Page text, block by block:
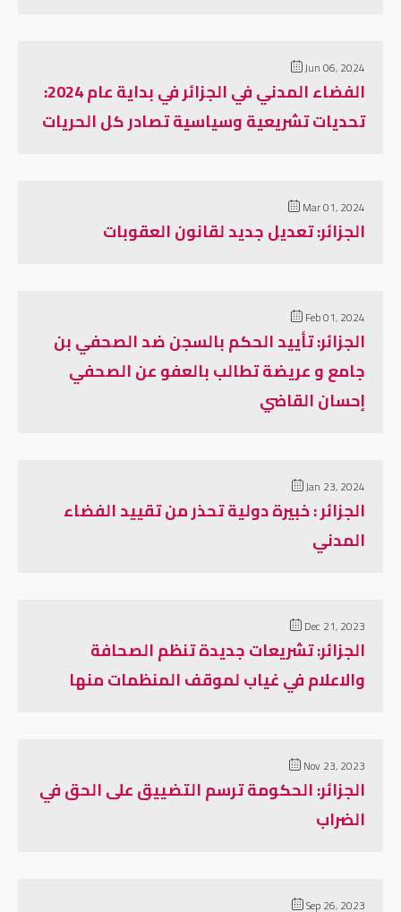
Jun 06, 2024
الفضاء المدني في الجزائر في بداية عام 2024:
تحديات تشريعية وسياسية تصادر كل الحريات
Mar 01, 2024
الجزائر: تعديل جديد لقانون العقوبات
Feb 01, 2024
الجزائر: تأييد الحكم بالسجن ضد الصحفي بن
جامع و عريضة تطالب بالعفو عن الصحفي
إحسان القاضي
Jan 23, 2024
الجزائر : خبيرة دولية تحذر من تقييد الفضاء
المدني
Dec 21, 2023
الجزائر: تشريعات جديدة تنظم الصحافة
والاعلام في غياب لموقف المنظمات منها
Nov 23, 2023
الجزائر: الحكومة ترسم التضييق على الحق في
الضراب
Sep 26, 2023